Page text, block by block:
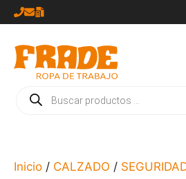
Saltar
al
contenido
Búsqueda
de
Inicio / CALZADO /